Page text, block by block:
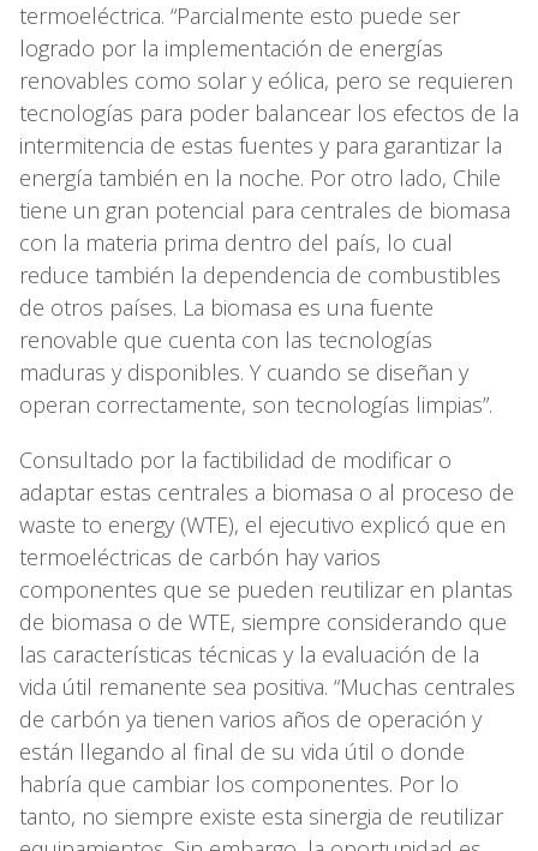
termoeléctrica. “Parcialmente esto puede ser
logrado por la implementación de energías
renovables como solar y eólica, pero se requieren
tecnologías para poder balancear los efectos de la
intermitencia de estas fuentes y para garantizar la
energía también en la noche. Por otro lado, Chile
tiene un gran potencial para centrales de biomasa
con la materia prima dentro del país, lo cual
reduce también la dependencia de combustibles
de otros países. La biomasa es una fuente
renovable que cuenta con las tecnologías
maduras y disponibles. Y cuando se diseñan y
operan correctamente, son tecnologías limpias”.
Consultado por la factibilidad de modificar o
adaptar estas centrales a biomasa o al proceso de
waste to energy (WTE), el ejecutivo explicó que en
termoeléctricas de carbón hay varios
componentes que se pueden reutilizar en plantas
de biomasa o de WTE, siempre considerando que
las características técnicas y la evaluación de la
vida útil remanente sea positiva. “Muchas centrales
de carbón ya tienen varios años de operación y
están llegando al final de su vida útil o donde
habría que cambiar los componentes. Por lo
tanto, no siempre existe esta sinergia de reutilizar